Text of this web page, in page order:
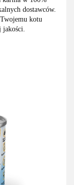
dostawców.
kotu
jakości.